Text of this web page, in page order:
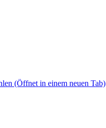
(Öffnet in einem neuen Tab)